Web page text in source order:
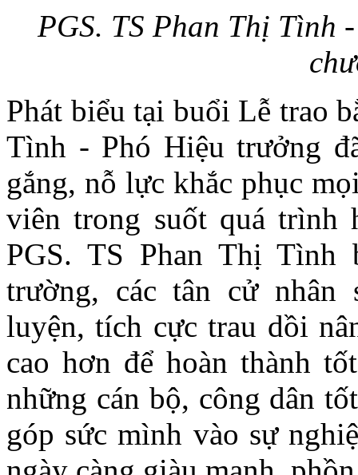
PGS. TS Phan Thị Tình
Phát biểu tại buổi Lễ trao
Tình - Phó Hiệu trưởng
gắng, nỗ lực khắc phục
viên trong suốt quá trình
PGS. TS Phan Thị
trường, các tân cử nhân
luyện, tích cực trau dồi
cao hơn để hoàn thành
những cán bộ, công dân
góp sức mình vào sự